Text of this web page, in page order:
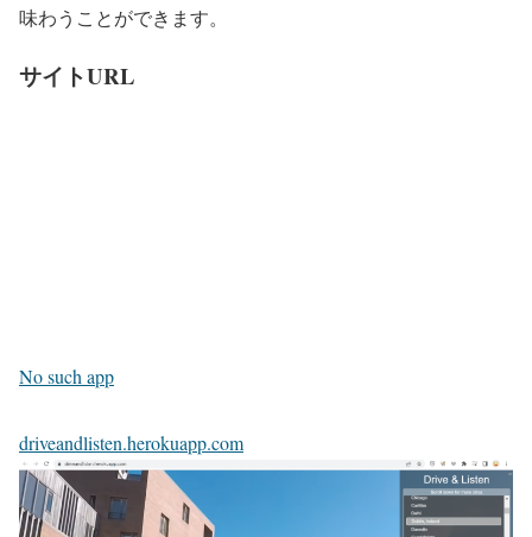
味わうことができます。
サイトURL
No such app
driveandlisten.herokuapp.com